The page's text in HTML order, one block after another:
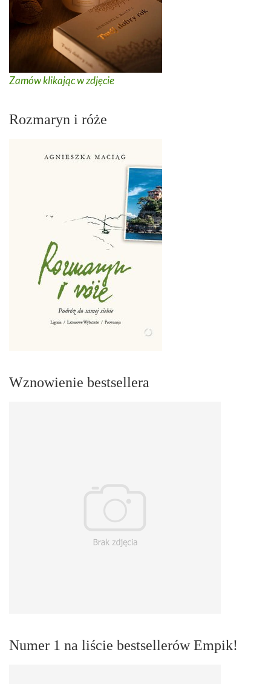
Zamów klikając w zdjęcie
Rozmaryn i róże
Wznowienie bestsellera
Numer 1 na liście bestsellerów Empik!